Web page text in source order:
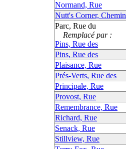
Normand, Rue
Nutt's Corner, Chemin
Parc, Rue du
Remplacé par :
Pins, Rue des
Pins, Rue des
Plaisance, Rue
Prés-Verts, Rue des
Principale, Rue
Provost, Rue
Remembrance, Rue
Richard, Rue
Senack, Rue
Stillview, Rue